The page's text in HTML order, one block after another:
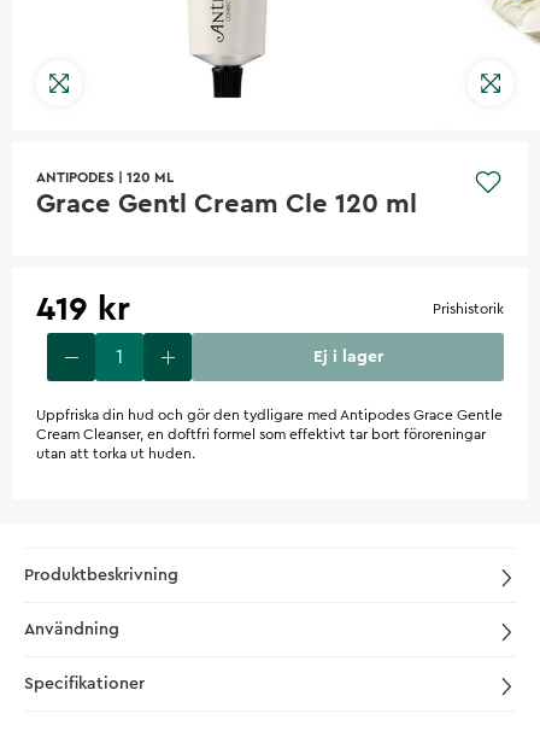
ANTIPODES 120 ML
Grace Gentl Cream Cle 120 ml
419 kr Prishistorik
Ej i lager
Uppfriska din hud och gör den tydligare med Antipodes Grace Gentle
Cream Cleanser, en doftfri formel som effektivt tar bort föroreningar
utan att torka ut huden.
Produktbeskrivning
Användning
Specifikationer